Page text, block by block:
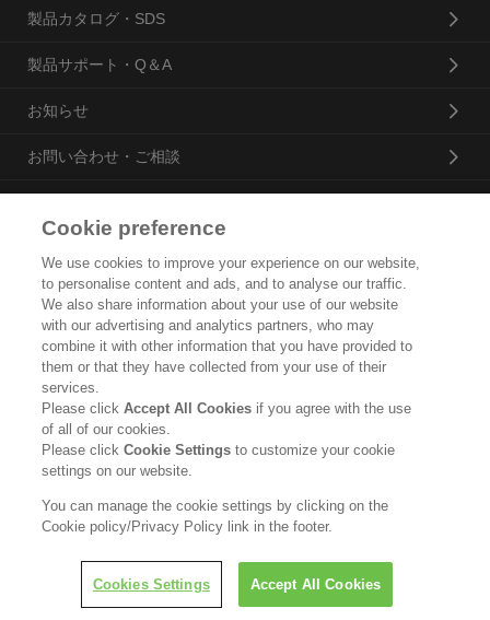
製品カタログ・SDS
製品サポート・Q＆A
お知らせ
お問い合わせ・ご相談
トップ
企業概要・沿革
製品カタログ
個人情報保護方針
ソーシャルメディアポリシー
Cookie preference
We use cookies to improve your experience on our website,
to personalise content and ads, and to analyse our traffic.
We also share information about your use of our website
with our advertising and analytics partners, who may
combine it with other information that you have provided to
them or that they have collected from your use of their
services.
Please clickAccept All Cookies if you agree with the use
of all of our cookies.
Please clickCookie Settingsto customize your cookie
settings on our website.
You can manage the cookie settings by clicking on the
Cookie policy/Privacy Policy link in the footer.
Cookies Settings Accept All Cookies